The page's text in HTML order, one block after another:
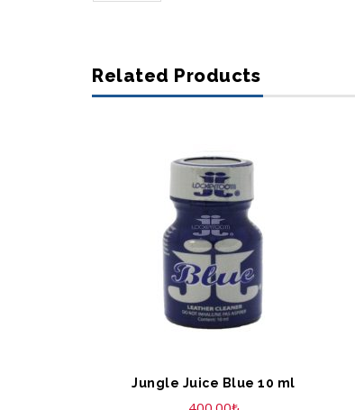
Related Products
SEPETE EKLE
Jungle Juice Blue 10 ml